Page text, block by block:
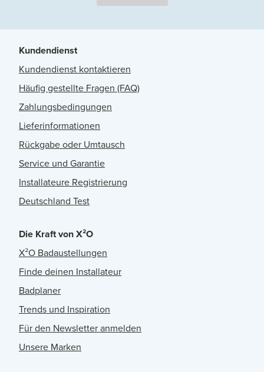
Kundendienst
Kundendienst kontaktieren
Häufig gestellte Fragen (FAQ)
Zahlungsbedingungen
Lieferinformationen
Rückgabe oder Umtausch
Service und Garantie
Installateure Registrierung
Deutschland Test
Die Kraft von X²O
X²O Badaustellungen
Finde deinen Installateur
Badplaner
Trends und Inspiration
Für den Newsletter anmelden
Unsere Marken